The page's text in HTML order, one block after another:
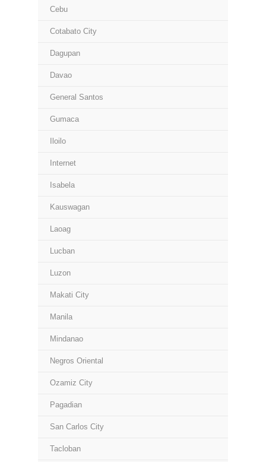
Cebu
Cotabato City
Dagupan
Davao
General Santos
Gumaca
Iloilo
Internet
Isabela
Kauswagan
Laoag
Lucban
Luzon
Makati City
Manila
Mindanao
Negros Oriental
Ozamiz City
Pagadian
San Carlos City
Tacloban